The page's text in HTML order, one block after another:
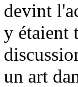
devint
y étaient
un art